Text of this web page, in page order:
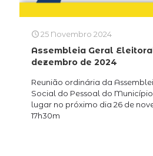
25 Novembro 2024
Assembleia Geral
dezembro de 2024
Reunião ordinária da
Social do Pessoal do
lugar no próximo dia 26 de
17h30m